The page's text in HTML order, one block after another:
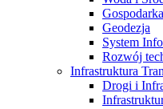
Geodezja
System
Rozwój
Infrastruktura
Drogi i